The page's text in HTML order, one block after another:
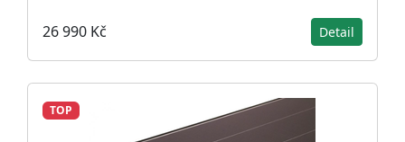
26 990 Kč Detail
TOP